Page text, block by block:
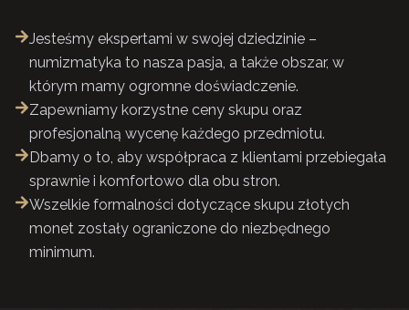
Jesteśmy ekspertami w swojej dziedzinie –
numizmatyka to nasza pasja, a także obszar, w
którym mamy ogromne doświadczenie.
Zapewniamy korzystne ceny skupu oraz
profesjonalną wycenę każdego przedmiotu.
Dbamy o to, aby współpraca z klientami przebiegała
sprawnie i komfortowo dla obu stron.
Wszelkie formalności dotyczące skupu złotych
monet zostały ograniczone do niezbędnego
minimum.